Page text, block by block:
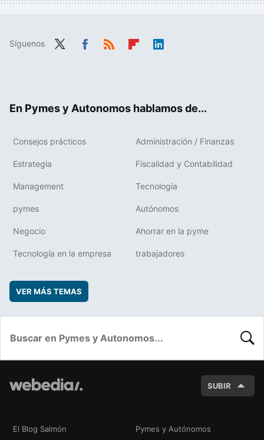
Síguenos
En Pymes y Autonomos hablamos de...
Consejos prácticos Administración / Finanzas
Estrategia Fiscalidad y Contabilidad
Management Tecnología
pymes Autónomos
Negocio Ahorrar en la pyme
Tecnología en la empresa trabajadores
VER MÁS TEMAS
SUBIR
El Blog Salmón Pymes y Autónomos